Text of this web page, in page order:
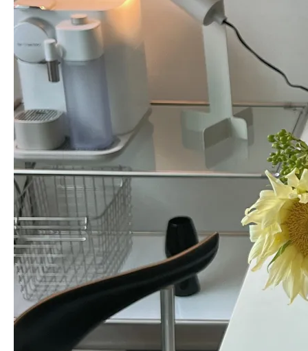
조합이 마음에 들어요!
엄*은님의 실제 후기입니다.